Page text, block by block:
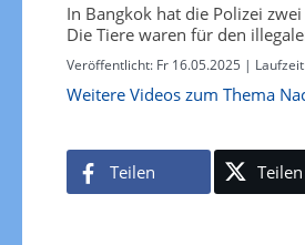
In Bangkok hat die Polizei
Die Tiere waren für den
Veröffentlicht: Fr 16.05.2025 |
Weitere Videos zum Thema
Teilen Teilen